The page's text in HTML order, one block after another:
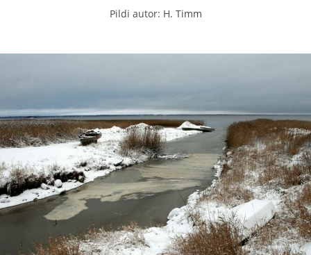
Pildi autor: H. Timm